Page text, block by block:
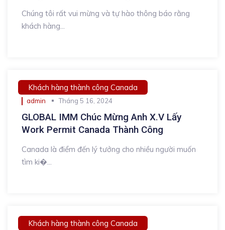
Chúng tôi rất vui mừng và tự hào thông báo rằng
khách hàng...
Khách hàng thành công Canada
admin Tháng 5 16, 2024
GLOBAL IMM Chúc Mừng Anh X.V Lấy
Work Permit Canada Thành Công
Canada là điểm đến lý tưởng cho nhiều người muốn
tìm ki�...
Khách hàng thành công Canada